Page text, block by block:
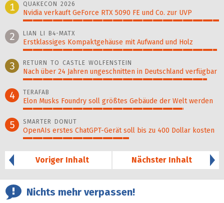
1
QUAKECON 2026
Nvidia verkauft GeForce RTX 5090 FE und Co. zur UVP
2 LIAN LI B4-MATX
Erstklassiges Kompaktgehäuse mit Aufwand und Holz
3 RETURN TO CASTLE WOLFENSTEIN
Nach über 24 Jahren ungeschnitten in Deutschland verfügbar
4 TERAFAB
Elon Musks Foundry soll größ­tes Gebäude der Welt werden
5 SMARTER DONUT
OpenAIs erstes ChatGPT-Gerät soll bis zu 400 Dollar kosten
Voriger Inhalt
Nächster Inhalt
Nichts mehr verpassen!